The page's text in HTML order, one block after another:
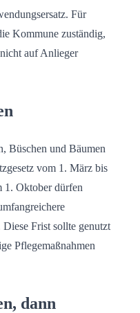
Für
Kommune zuständig,
auf Anlieger
Büschen und Bäumen
vom 1. März bis
1. Oktober dürfen
Frist sollte genutzt
Pflegemaßnahmen
dann